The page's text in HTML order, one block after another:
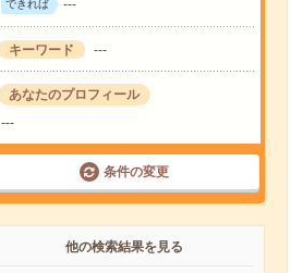
できれば ---
キーワード ---
あなたのプロフィール
---
条件の変更
他の検索結果を見る